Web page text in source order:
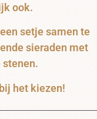
ook.
setje samen te
sieraden met
het kiezen!